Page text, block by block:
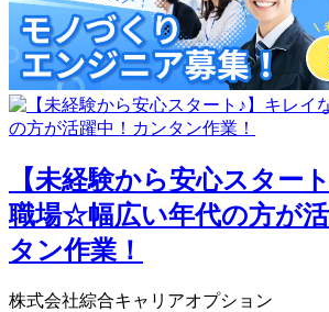
【未経験から安心スター
職場☆幅広い年代の方が
タン作業！
株式会社綜合キャリアオプション